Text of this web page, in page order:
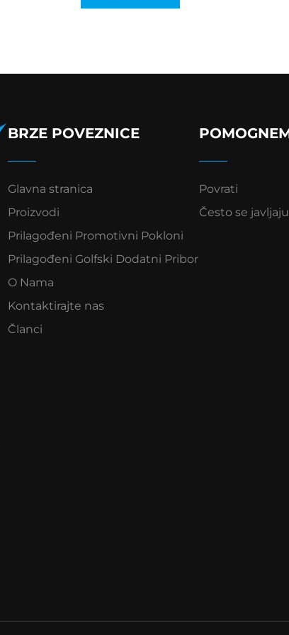
BRZE POVEZNICE
Glavna stranica
Proizvodi
Prilagođeni Promotivni Pokloni
Prilagođeni Golfski Dodatni Pribor
O Nama
Kontaktirajte nas
Članci
Povrati
Često se